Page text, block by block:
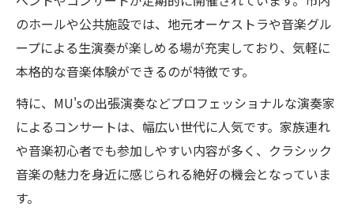
のホールや公共施設では、地元オーケストラや音楽グル
ープによる生演奏が楽しめる場が充実しており、気軽に
本格的な音楽体験ができるのが特徴です。
特に、MU'sの出張演奏などプロフェッショナルな演奏家
によるコンサートは、幅広い世代に人気です。家族連れ
や音楽初心者でも参加しやすい内容が多く、クラシック
音楽の魅力を身近に感じられる絶好の機会となっていま
す。